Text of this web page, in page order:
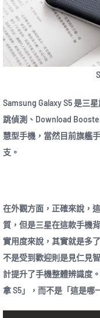
Samsung Galaxy S5 是三
跳偵測、Download
慧型手機，當然目前旗艦
支。
在外觀方面，正確來說，
質，但是三星在這款手機
實用度來說，其實就是多
不是受到歡迎則是見仁見
計提升了手機整體辨識度
拿 S5」，而不是「這是哪